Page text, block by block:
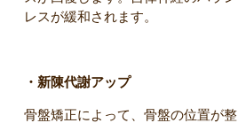
レスが緩和されます。
・新陳代謝アップ
骨盤矯正によって、骨盤の位置が